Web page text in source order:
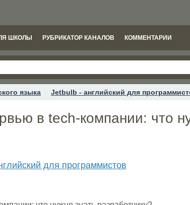
ШКОЛЫ РУБРИКАТОР КАНАЛОВ КОММЕНТАРИИ
языка Jetbulb - английский для
в tech-компании: что
для программистов